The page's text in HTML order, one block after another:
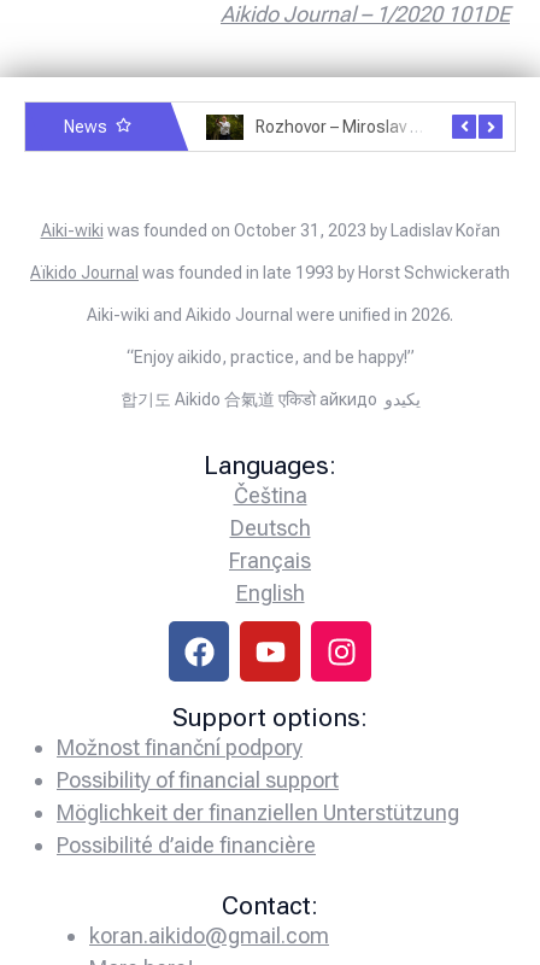
Aikido Journal – 1/2020 101DE
News Rozhovor – Miroslav Šmíd – 22.3.2025
Aiki-wiki was founded on October 31, 2023 by Ladislav Kořan
Aïkido Journal was founded in late 1993 by Horst Schwickerath
Aiki-wiki and Aikido Journal were unified in 2026.
“Enjoy aikido, practice, and be happy!”
합기도 Aikido 合氣道 एकिडो айкидо يكيدو
Languages:
Čeština
Deutsch
Français
English
Support options:
Možnost finanční podpory
Possibility of financial support
Möglichkeit der finanziellen Unterstützung
Possibilité d’aide financière
Contact:
koran.aikido@gmail.com